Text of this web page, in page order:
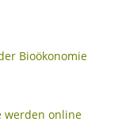
Bioökonomie
werden online